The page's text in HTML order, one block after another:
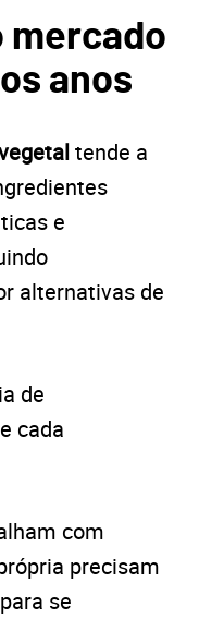
mercado
anos
tende a
e
alternativas de
de
cada
com
precisam
se